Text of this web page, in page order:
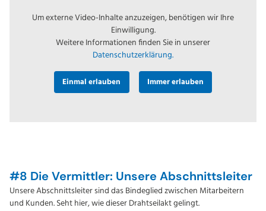
Um externe Video-Inhalte anzuzeigen, benötigen wir Ihre
Einwilligung.
Weitere Informationen finden Sie in unserer
Datenschutzerklärung.
Einmal erlauben Immer erlauben
#8 Die Vermittler: Unsere Abschnittsleiter
Unsere Abschnittsleiter sind das Bindeglied zwischen Mitarbeitern
und Kunden. Seht hier, wie dieser Drahtseilakt gelingt.